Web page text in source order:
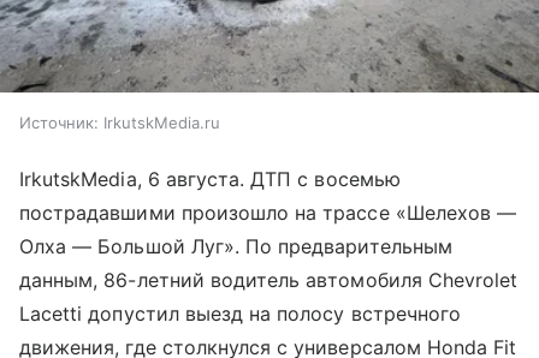
Источник: IrkutskMedia.ru
IrkutskMedia, 6 августа. ДТП с восемью
пострадавшими произошло на трассе «Шелехов —
Олха — Большой Луг». По предварительным
данным, 86-летний водитель автомобиля Chevrolet
Lacetti допустил выезд на полосу встречного
движения, где столкнулся с универсалом Honda Fit